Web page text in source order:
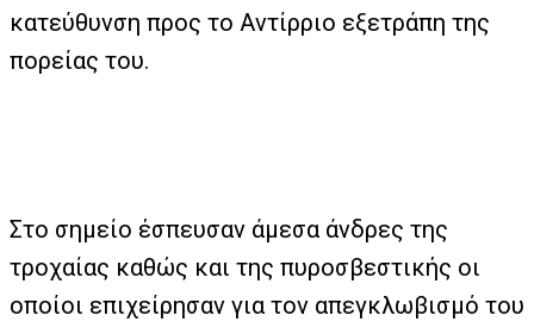
κατεύθυνση προς το Αντίρριο εξετράπη της
πορείας του.
Στο σημείο έσπευσαν άμεσα άνδρες της
τροχαίας καθώς και της πυροσβεστικής οι
οποίοι επιχείρησαν για τον απεγκλωβισμό του